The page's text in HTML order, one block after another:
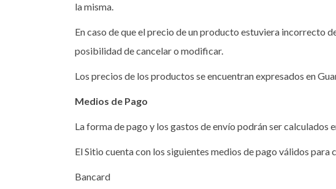
la misma.
En caso de que el precio de un producto estuviera incorrecto
posibilidad de cancelar o modificar.
Los precios de los productos se encuentran expresados en
Medios de Pago
La forma de pago y los gastos de envío podrán ser calculados
El Sitio cuenta con los siguientes medios de pago válidos para
Bancard